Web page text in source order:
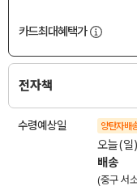
카드최대혜택가
전자책
수령예상일 양탄자배
오늘(일
배송
(중구 서